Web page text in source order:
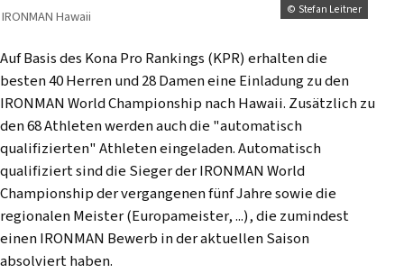
© Stefan Leitner
IRONMAN Hawaii
Auf Basis des Kona Pro Rankings (KPR) erhalten die
besten 40 Herren und 28 Damen eine Einladung zu den
IRONMAN World Championship nach Hawaii. Zusätzlich zu
den 68 Athleten werden auch die "automatisch
qualifizierten" Athleten eingeladen. Automatisch
qualifiziert sind die Sieger der IRONMAN World
Championship der vergangenen fünf Jahre sowie die
regionalen Meister (Europameister, ...), die zumindest
einen IRONMAN Bewerb in der aktuellen Saison
absolviert haben.